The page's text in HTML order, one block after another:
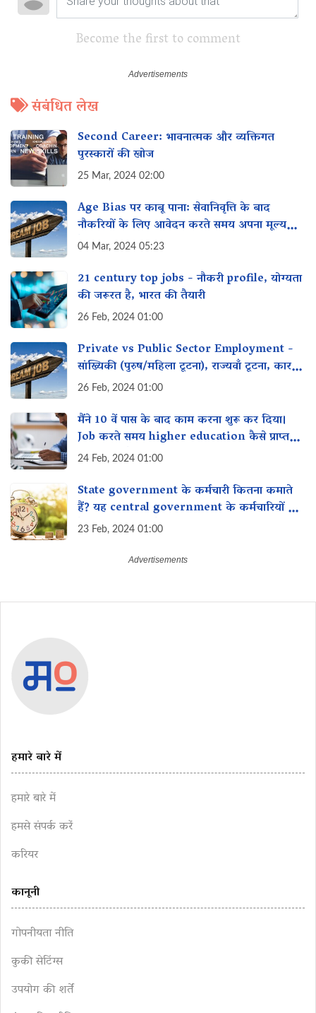
Become the first to comment
संबंधित लेख
Second Career: भावनात्मक और व्यक्तिगत
पुरस्कारों की खोज
25 Mar, 2024 02:00
Age Bias पर काबू पाना: सेवानिवृत्ति के बाद
नौकरियों के लिए आवेदन करते समय अपना मूल्य
कैसे प्रदर्शित करें
04 Mar, 2024 05:23
21 century top jobs - नौकरी profile, योग्यता
की जरूरत है, भारत की तैयारी
26 Feb, 2024 01:00
Private vs Public Sector Employment -
सांख्यिकी (पुरुष/महिला टूटना), राज्यवाँ टूटना, कारण,
समाधान
26 Feb, 2024 01:00
मैंने 10 वें पास के बाद काम करना शुरू कर दिया।
Job करते समय higher education कैसे प्राप्त
कर सकती है?
24 Feb, 2024 01:00
State government के कर्मचारी कितना कमाते
हैं? यह central government के कर्मचारियों से
कैसे तुलना करता है?
23 Feb, 2024 01:00
हमारे बारे में
हमारे बारे में
हमसे संपर्क करें
करियर
कानूनी
गोपनीयता नीति
कुकी सेटिंग्स
उपयोग की शर्तें